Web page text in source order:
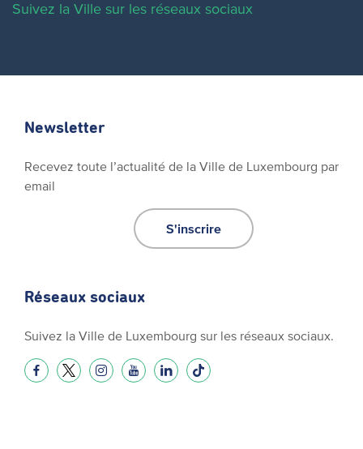
Suivez la Ville sur les réseaux sociaux
Newsletter
Recevez toute l’actualité de la Ville de Luxembourg par
email
S'inscrire
Réseaux sociaux
Suivez la Ville de Luxembourg sur les réseaux sociaux.